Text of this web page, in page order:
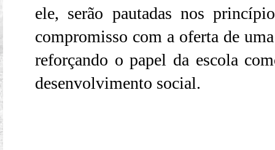
ele, serão pautadas nos
compromisso com a oferta de
reforçando o papel da escola
desenvolvimento social.